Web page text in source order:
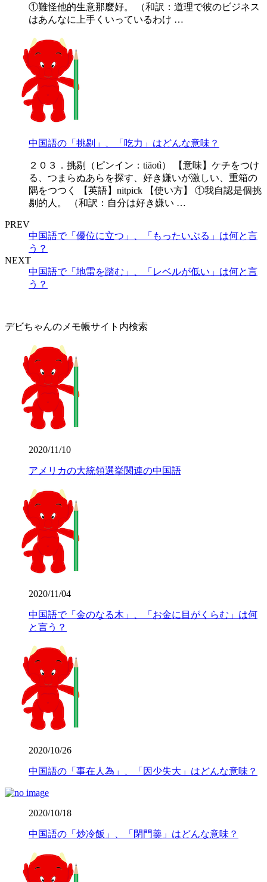
①難怪他的生意那麼好。 （和訳：道理で彼のビジネス
はあんなに上手くいっているわけ …
中国語の「挑剔」、「吃力」はどんな意味？
２０３．挑剔（ピンイン：tiāotì） 【意味】ケチをつけ
る、つまらぬあらを探す、好き嫌いが激しい、重箱の
隅をつつく 【英語】nitpick 【使い方】 ①我自認是個挑
剔的人。 （和訳：自分は好き嫌い …
PREV
中国語で「優位に立つ」、「もったいぶる」は何と言
う？
NEXT
中国語で「地雷を踏む」、「レベルが低い」は何と言
う？
デビちゃんのメモ帳サイト内検索
2020/11/10
アメリカの大統領選挙関連の中国語
2020/11/04
中国語で「金のなる木」、「お金に目がくらむ」は何
と言う？
2020/10/26
中国語の「事在人為」、「因少失大」はどんな意味？
2020/10/18
中国語の「炒冷飯」、「閉門羹」はどんな意味？